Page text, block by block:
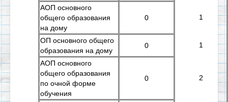
АОП основного
общего образования
на дому
0 1
ОП основного общего
образования на дому
0 1
АОП основного
общего образования
по очной форме
обучения
0 2